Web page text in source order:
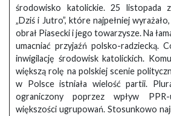
środowisko katolickie. 25 listopada
„Dziś i Jutro”, które najpełniej
obrał Piasecki i jego towarzysze. Na
umacniać przyjaźń polsko-radziecką.
inwigilację środowisk katolickich.
większą rolę na polskiej scenie
w Polsce istniała wielość partii.
ograniczony poprzez wpływ
większości ugrupowań. Stosunkowo